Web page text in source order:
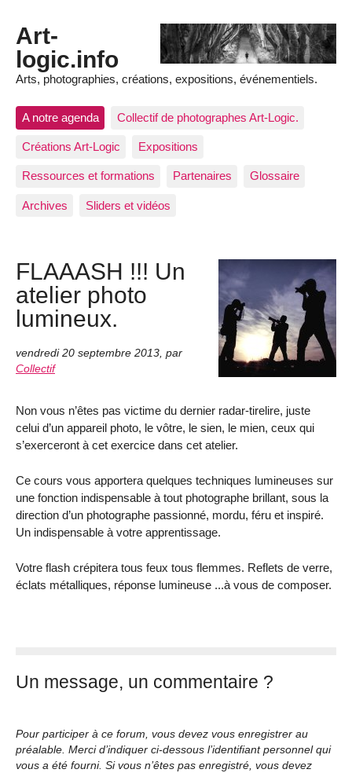
Art-
logic.info
Arts, photographies, créations, expositions, événementiels.
A notre agenda Collectif de photographes Art-Logic.
Créations Art-Logic Expositions
Ressources et formations Partenaires Glossaire
Archives Sliders et vidéos
FLAAASH !!! Un
atelier photo
lumineux.
vendredi 20 septembre 2013, par
Collectif
Non vous n’êtes pas victime du dernier radar-tirelire, juste
celui d’un appareil photo, le vôtre, le sien, le mien, ceux qui
s’exerceront à cet exercice dans cet atelier.
Ce cours vous apportera quelques techniques lumineuses sur
une fonction indispensable à tout photographe brillant, sous la
direction d’un photographe passionné, mordu, féru et inspiré.
Un indispensable à votre apprentissage.
Votre flash crépitera tous feux tous flemmes. Reflets de verre,
éclats métalliques, réponse lumineuse ...à vous de composer.
Un message, un commentaire ?
Pour participer à ce forum, vous devez vous enregistrer au
préalable. Merci d’indiquer ci-dessous l’identifiant personnel qui
vous a été fourni. Si vous n’êtes pas enregistré, vous devez